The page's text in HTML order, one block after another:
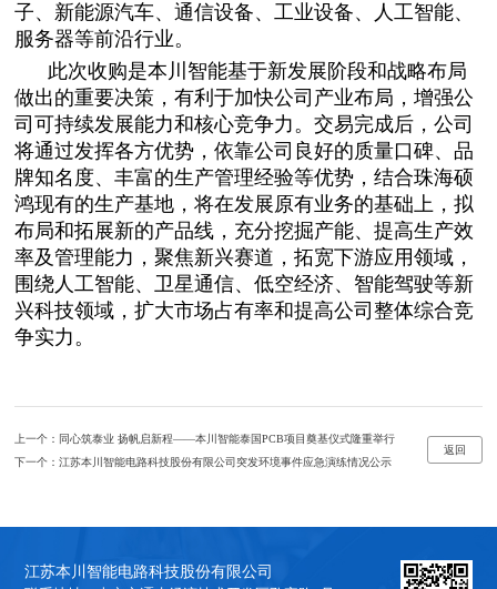
子、新能源汽车、通信设备、工业设备、人工智能、
服务器等前沿行业。
此次收购是本川智能基于新发展阶段和战略布局
做出的重要决策，有利于加快公司产业布局，增强公
司可持续发展能力和核心竞争力。交易完成后，公司
将通过发挥各方优势，依靠公司良好的质量口碑、品
牌知名度、丰富的生产管理经验等优势，结合珠海硕
鸿现有的生产基地，将在发展原有业务的基础上，拟
布局和拓展新的产品线，充分挖掘产能、提高生产效
率及管理能力，聚焦新兴赛道，拓宽下游应用领域，
围绕人工智能、卫星通信、低空经济、智能驾驶等新
兴科技领域，扩大市场占有率和提高公司整体综合竞
争实力。
上一个： 同心筑泰业 扬帆启新程——本川智能泰国PCB项目奠基仪式隆重举行
下一个：江苏本川智能电路科技股份有限公司突发环境事件应急演练情况公示
返回
江苏本川智能电路科技股份有限公司